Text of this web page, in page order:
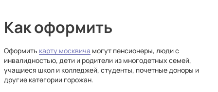
Как оформить
Оформить карту москвича могут пенсионеры, люди с
инвалидностью, дети и родители из многодетных семей,
учащиеся школ и колледжей, студенты, почетные доноры и
другие категории горожан.